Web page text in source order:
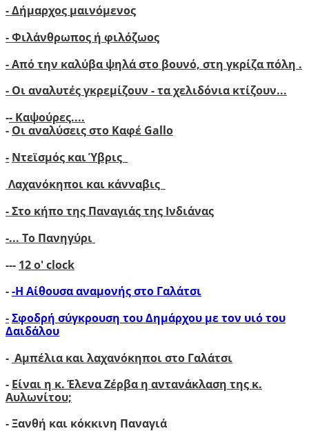
- Δήμαρχος μαινόμενος
- Φιλάνθρωπος ή φιλόζωος
- Από την καλύβα ψηλά στο βουνό, στη γκρίζα πόλη .
- Οι αναλυτές γκρεμίζουν - τα χελιδόνια κτίζουν...
-- Καψούρες....
- Οι αναλύσεις στο Καφέ Gallo
- Ντεϊσμός και Ύβρις
Λαχανόκηποι και κάνναβις
- Στο κήπο της Παναγιάς της Ινδιάνας
-... Το Πανηγύρι
--- 12 ο' clock
--Η Αίθουσα αναμονής στο Γαλάτσι
-Σφοδρή σύγκρουση του Δημάρχου με τον υιό του
Δαιδάλου
- Αμπέλια και λαχανόκηποι στο Γαλάτσι
- Είναι η κ. Έλενα Ζέρβα η αντανάκλαση της κ.
Αυλωνίτου;
- Ξανθή και κόκκινη Παναγιά